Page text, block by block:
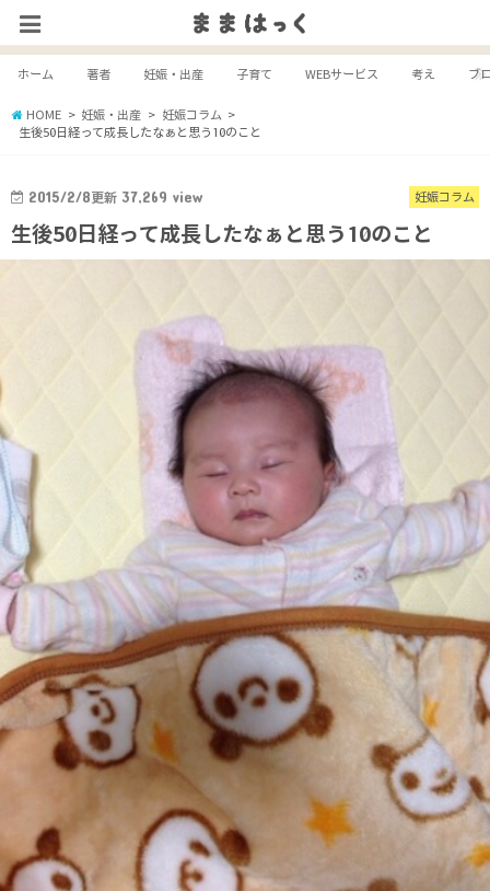
ホーム 著者 妊娠・出産 子育て WEBサービス 考え ブ
HOME 妊娠・出産
妊娠コラム
生後50日経って成長したなぁと思う10のこと
妊娠コラム
2015/2/8更新 37,269 view
生後50日経って成長したなぁと思う10のこと